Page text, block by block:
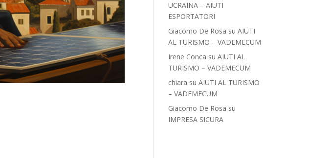
UCRAINA – AIUTI
ESPORTATORI
Giacomo De Rosa suAIUTI
AL TURISMO – VADEMECUM
Irene Conca suAIUTI AL
TURISMO – VADEMECUM
chiara suAIUTI AL TURISMO
– VADEMECUM
Giacomo De Rosa su
IMPRESA SICURA